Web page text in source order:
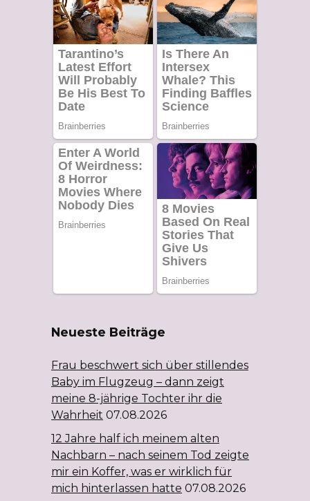
Neueste Beiträge
Frau beschwert sich über stillendes
Baby im Flugzeug – dann zeigt
meine 8-jährige Tochter ihr die
Wahrheit 07.08.2026
12 Jahre half ich meinem alten
Nachbarn – nach seinem Tod zeigte
mir ein Koffer, was er wirklich für
mich hinterlassen hatte 07.08.2026